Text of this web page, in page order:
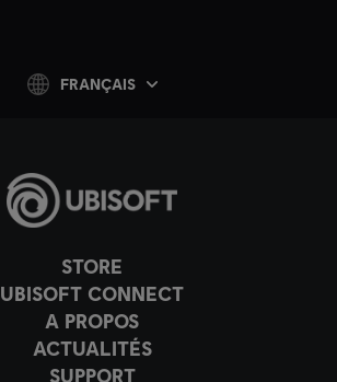
STORE
UBISOFT CONNECT
A PROPOS
ACTUALITÉS
SUPPORT
FRANÇAIS